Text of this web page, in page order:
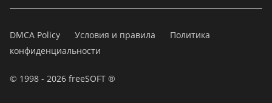
DMCA Policy Условия и правила
Политика
конфиденциальности
© 1998 - 2026 freeSOFT ®